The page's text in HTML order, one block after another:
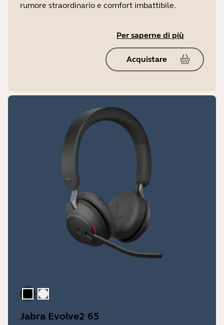
rumore straordinario e comfort imbattibile.
Per saperne di più
Acquistare
NeroBeige oro
Jabra Evolve2 65